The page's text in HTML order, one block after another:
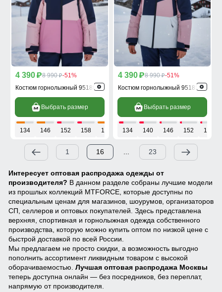
4 390 p8 990 p-51%
Костюм горнолыжный 9518R
Выбрать размер
134 146 152 158 164
4 390 p8 990 p-51%
Костюм горнолыжный 9518Sr
Выбрать размер
134 140 146 152 158
1 16 23
Интересует оптовая распродажа одежды от
производителя? В данном разделе собраны лучшие модели
из прошлых коллекций MTFORCE, которые доступны по
специальным ценам для магазинов, шоурумов, организаторов
СП, селлеров и оптовых покупателей. Здесь представлена
верхняя, спортивная и горнолыжная одежда собственного
производства, которую можно купить оптом по низкой цене с
быстрой доставкой по всей России.
Мы предлагаем не просто скидки, а возможность выгодно
пополнить ассортимент ликвидным товаром с высокой
оборачиваемостью. Лучшая оптовая распродажа Москвы
теперь доступна онлайн — без посредников, без переплат,
напрямую от производителя.